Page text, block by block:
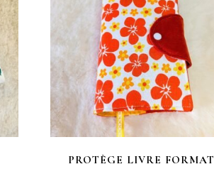
PROTÈGE LIVRE FORMAT